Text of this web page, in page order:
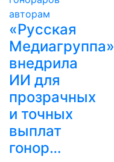
«Русская
Медиагруппа»
внедрила
ИИ для
прозрачных
и точных
выплат
гонор…